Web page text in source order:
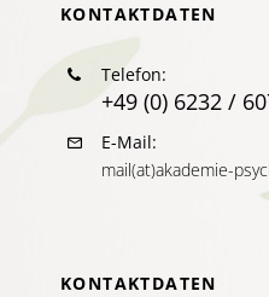
KONTAKTDATEN
Telefon:
+49 (0) 6232 /
E-Mail:
mail(at)akademie-
KONTAKTDATEN